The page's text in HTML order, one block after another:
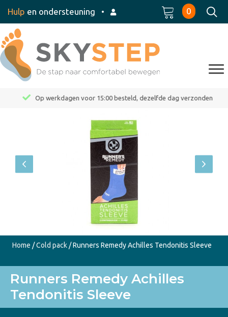
Hulp en ondersteuning • 0
Op werkdagen voor 15:00 besteld, dezelfde dag verzonden
Home /Cold pack / Runners Remedy Achilles Tendonitis Sleeve
Runners Remedy Achilles
Tendonitis Sleeve